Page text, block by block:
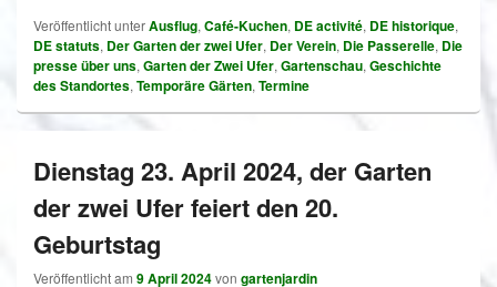
Veröffentlicht unterAusflug, Café-Kuchen, DE activité, DE historique,
DE statuts, Der Garten der zwei Ufer, Der Verein, Die Passerelle, Die
presse über uns, Garten der Zwei Ufer, Gartenschau, Geschichte
des Standortes, Temporäre Gärten, Termine
Dienstag 23. April 2024, der Garten
der zwei Ufer feiert den 20.
Geburtstag
Veröffentlicht am 9 April 2024von gartenjardin